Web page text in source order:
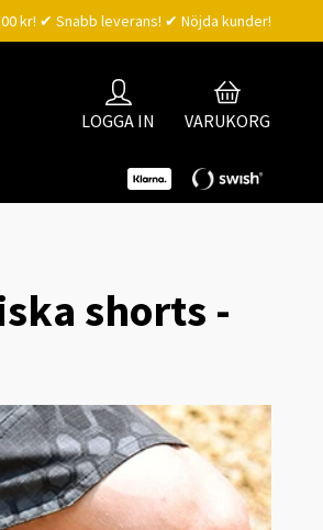
kr! ✔ Snabb leverans! ✔ Nöjda kunder!
LOGGA IN VARUKORG
shorts -